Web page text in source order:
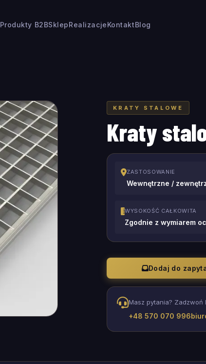
Produkty B2BSklepRealizacjeKontaktBlog
KRATY STALOWE
Kraty
ZASTOSOWANIE
Wewnętrzne /
WYSOKOŚĆ CAŁKOWITA
Zgodnie z wymiarem
Dodaj do
Masz pytania? Zadzwoń
+48 570 070 996